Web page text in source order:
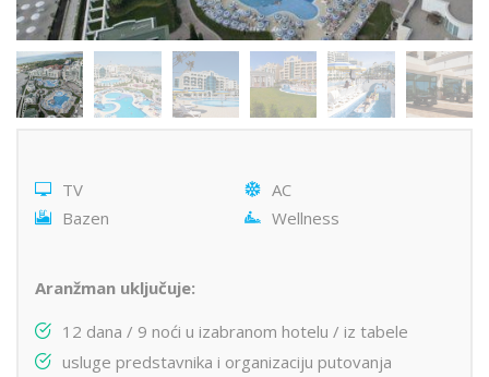
TV
AC
Bazen
Wellness
Aranžman uključuje:
12 dana / 9 noći u izabranom hotelu / iz tabele
usluge predstavnika i organizaciju putovanja